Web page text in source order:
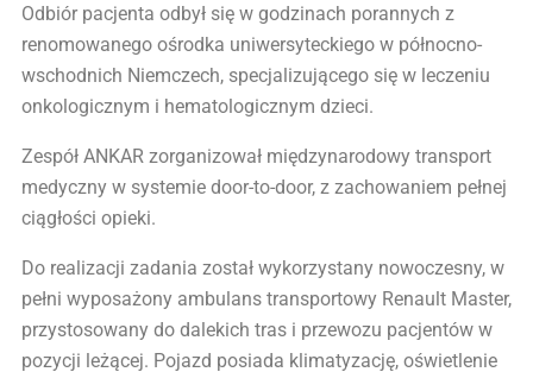
Odbiór pacjenta odbył się w godzinach porannych z
renomowanego ośrodka uniwersyteckiego w północno-
wschodnich Niemczech, specjalizującego się w leczeniu
onkologicznym i hematologicznym dzieci.
Zespół ANKAR zorganizował międzynarodowy transport
medyczny w systemie door-to-door, z zachowaniem pełnej
ciągłości opieki.
Do realizacji zadania został wykorzystany nowoczesny, w
pełni wyposażony ambulans transportowy Renault Master,
przystosowany do dalekich tras i przewozu pacjentów w
pozycji leżącej. Pojazd posiada klimatyzację, oświetlenie